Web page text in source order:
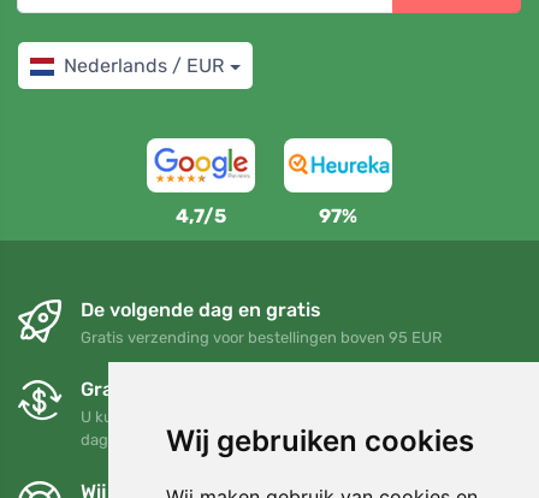
Wij gebruiken cookies
Nederlands / EUR
4,7/5 97%
De volgende dag en gratis
Gratis verzending voor bestellingen boven 95 EUR
Gratis ruilen en retourneren
U kunt uw bestelling op elk gewenst moment binnen 90
dagen retourneren of ruilen
Wij steunen Trees.org